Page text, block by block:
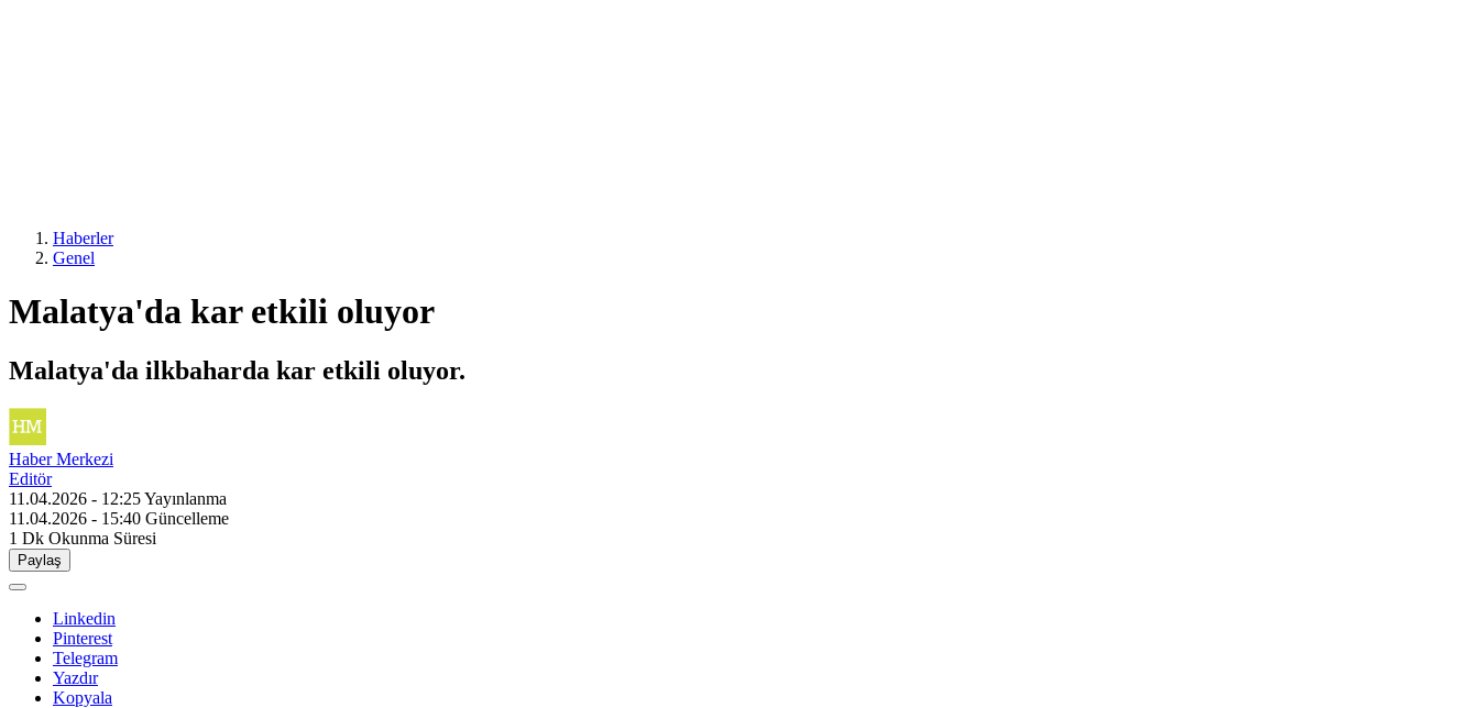
Haberler
Genel
Malatya'da kar etkili oluyor
Malatya'da ilkbaharda kar etkili oluyor.
Haber Merkezi
Editör
11.04.2026 - 12:25Yayınlanma
11.04.2026 - 15:40 Güncelleme
1 Dk Okunma Süresi
Paylaş
Linkedin
Pinterest
Telegram
Yazdır
Kopyala